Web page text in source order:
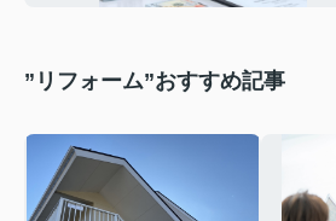
”リフォーム”おすすめ記事